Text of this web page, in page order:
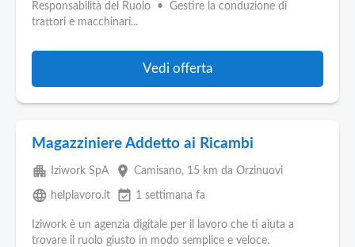
Responsabilità del Ruolo • Gestire la conduzione di
trattori e macchinari...
Vedi offerta
Magazziniere Addetto ai Ricambi
apartment Iziwork SpA place Camisano, 15 km da Orzinuovi
language helplavoro.it event_available 1 settimana fa
Iziwork è un agenzia digitale per il lavoro che ti aiuta a
trovare il ruolo giusto in modo semplice e veloce.